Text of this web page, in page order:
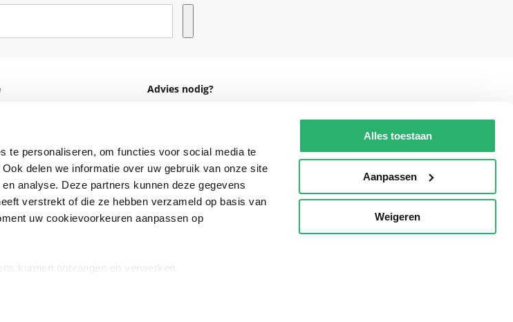
te personaliseren, om functies voor social media te
delen we informatie over uw gebruik van onze site
analyse. Deze partners kunnen deze gegevens
verstrekt of die ze hebben verzameld op basis van
uw cookievoorkeuren aanpassen op
kunnen ontvangen en verwerken.
Alles toestaan
Aanpassen
Weigeren
openingstijden
Advies nodig?
helpdesk@readshop.nl
088 - 133 84 32